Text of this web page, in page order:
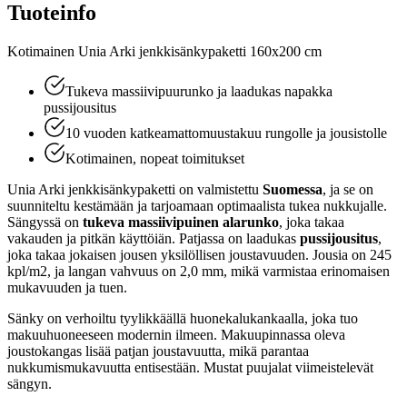
Tuoteinfo
Kotimainen Unia Arki jenkkisänkypaketti 160x200 cm
Tukeva massiivipuurunko ja laadukas napakka
pussijousitus
10 vuoden katkeamattomuustakuu rungolle ja jousistolle
Kotimainen, nopeat toimitukset
Unia Arki jenkkisänkypaketti on valmistettu Suomessa, ja se on
suunniteltu kestämään ja tarjoamaan optimaalista tukea nukkujalle.
Sängyssä on tukeva massiivipuinen alarunko, joka takaa
vakauden ja pitkän käyttöiän. Patjassa on laadukas pussijousitus,
joka takaa jokaisen jousen yksilöllisen joustavuuden. Jousia on 245
kpl/m2, ja langan vahvuus on 2,0 mm, mikä varmistaa erinomaisen
mukavuuden ja tuen.
Sänky on verhoiltu tyylikkäällä huonekalukankaalla, joka tuo
makuuhuoneeseen modernin ilmeen. Makuupinnassa oleva
joustokangas lisää patjan joustavuutta, mikä parantaa
nukkumismukavuutta entisestään. Mustat puujalat viimeistelevät
sängyn.